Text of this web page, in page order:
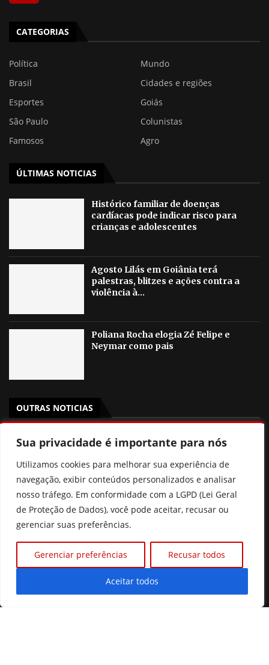
Sua privacidade é importante para nós
Utilizamos cookies para melhorar sua experiência de
navegação, exibir conteúdos personalizados e analisar
nosso tráfego. Em conformidade com a LGPD (Lei Geral
de Proteção de Dados), você pode aceitar, recusar ou
gerenciar suas preferências.
Gerenciar preferências Recusar todos
Aceitar todos
CATEGORIAS
Política
Mundo
Brasil
Cidades e regiões
Esportes
Goiás
São Paulo
Colunistas
Famosos
Agro
ÚLTIMAS NOTICIAS
Histórico familiar de doenças
cardíacas pode indicar risco para
crianças e adolescentes
Agosto Lilás em Goiânia terá
palestras, blitzes e ações contra a
violência à...
Poliana Rocha elogia Zé Felipe e
Neymar como pais
OUTRAS NOTICIAS
Prefeitura de Goiânia discute mudanças nas regras de
consignados para servidores
Xuxa revela que pensou em deixar o Brasil por
intolerância
Prefeitura de Goiânia intensifica trabalho de
enfrentamento da violência contra a mulher durante
e leva Estado ao 2º lugar nacional no Ideb